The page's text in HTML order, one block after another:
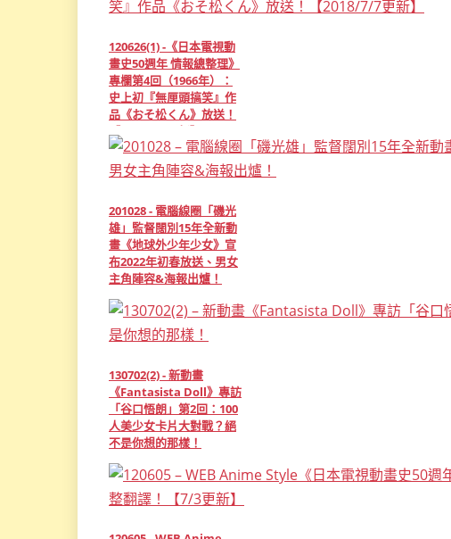
120626(1) -《日本電視動
畫史50週年 情報總整理》
專欄第4回（1966年）：
史上初『無厘頭搞笑』作
品《おそ松くん》放送！
【2018/7/7更新】
201028 - 電腦線圈「磯光
雄」監督闊別15年全新動
畫《地球外少年少女》宣
布2022年初春放送、男女
主角陣容&海報出爐！
130702(2) - 新動畫
《Fantasista Doll》專訪
「谷口悟朗」第2回：100
人美少女卡片大對戰？絕
不是你想的那樣！